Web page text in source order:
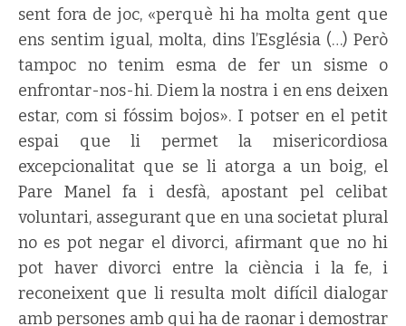
sent fora de joc, «perquè hi ha molta gent que
ens sentim igual, molta, dins l’Església (…) Però
tampoc no tenim esma de fer un sisme o
enfrontar-nos-hi. Diem la nostra i en ens deixen
estar, com si fóssim bojos». I potser en el petit
espai que li permet la misericordiosa
excepcionalitat que se li atorga a un boig, el
Pare Manel fa i desfà, apostant pel celibat
voluntari, assegurant que en una societat plural
no es pot negar el divorci, afirmant que no hi
pot haver divorci entre la ciència i la fe, i
reconeixent que li resulta molt difícil dialogar
amb persones amb qui ha de raonar i demostrar